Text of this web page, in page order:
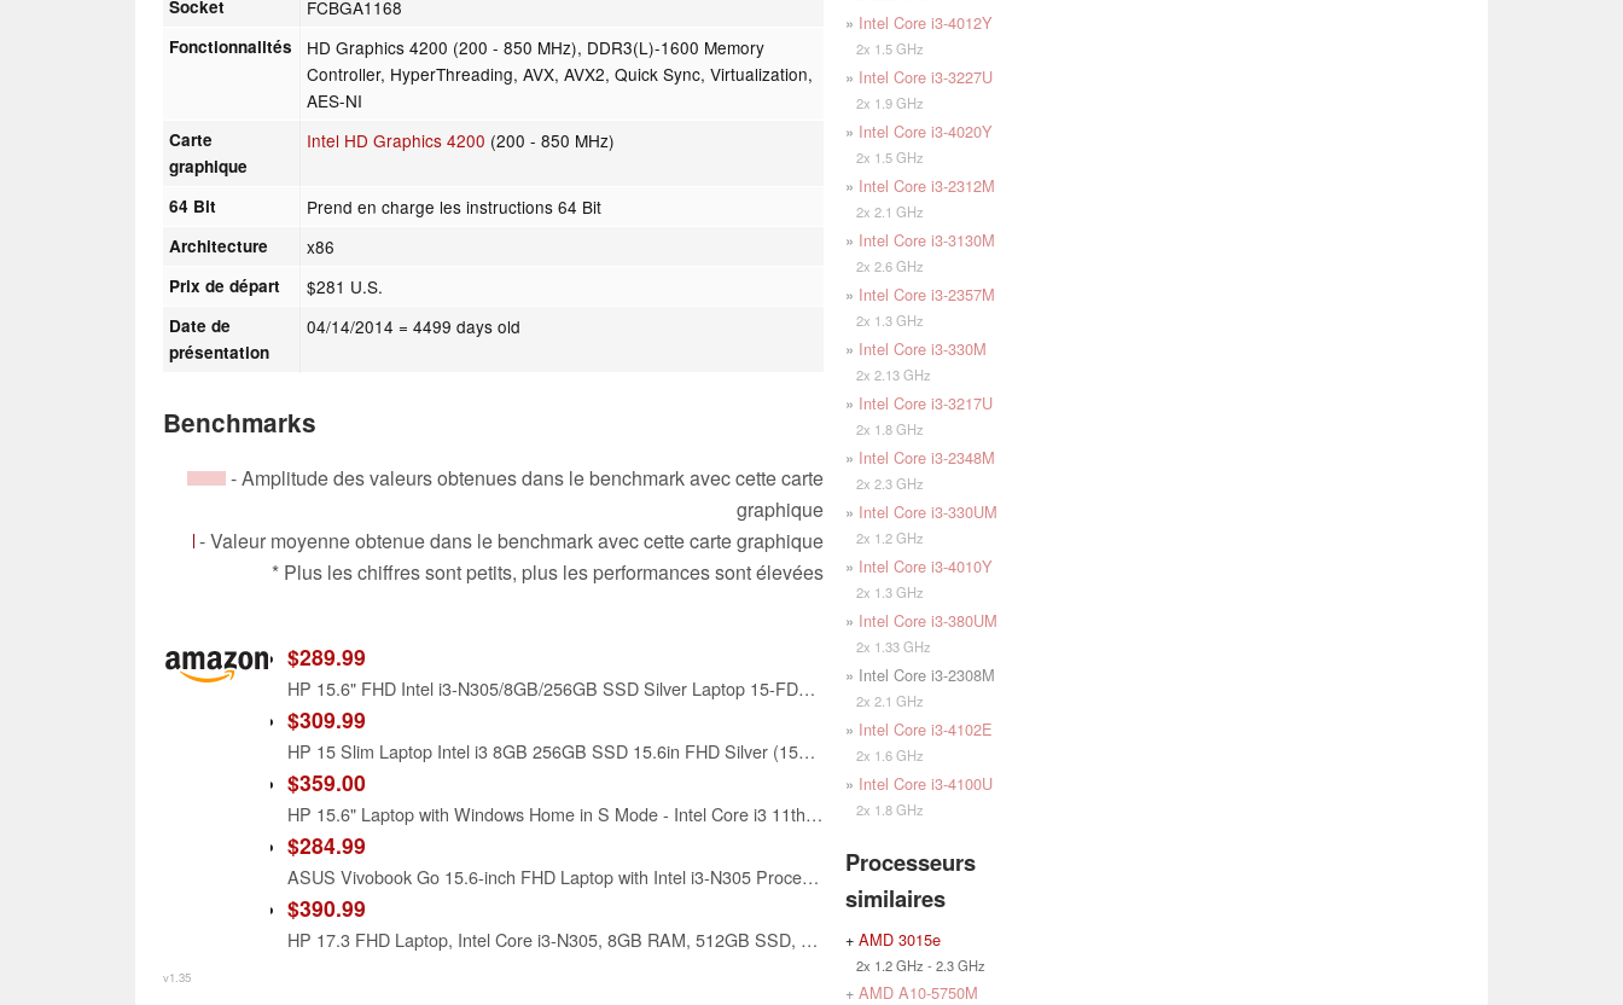
Socket FCBGA1168
Fonctionnalités
HD Graphics 4200 (200 - 850 MHz), DDR3(L)-1600 Memory
Controller, HyperThreading, AVX, AVX2, Quick Sync, Virtualization,
AES-NI
Carte
graphique
Intel HD Graphics 4200 (200 - 850 MHz)
64 Bit Prend en charge les instructions 64 Bit
Architecture x86
Prix de départ $281 U.S.
Date de
présentation
04/14/2014 = 4499 days old
Benchmarks
- Amplitude des valeurs obtenues dans le benchmark avec cette carte
graphique
- Valeur moyenne obtenue dans le benchmark avec cette carte graphique
* Plus les chiffres sont petits, plus les performances sont élevées
$289.99
HP 15.6" FHD Intel i3-N305/8GB/256GB SSD Silver Laptop 15-FD0131WM
$309.99
HP 15 Slim Laptop Intel i3 8GB 256GB SSD 15.6in FHD Silver (15FD-Renewed)
$359.00
HP 15.6" Laptop with Windows Home in S Mode - Intel Core i3 11th Gen Processor - 8GB RAM Memory - 256GB SSD Storage - Silver (15-dy2035)
$284.99
ASUS Vivobook Go 15.6-inch FHD Laptop with Intel i3-N305 Processor, 8GB RAM, 256GB UFS Storage, Cool Silver, E1504gA-WS35
$390.99
HP 17.3 FHD Laptop, Intel Core i3-N305, 8GB RAM, 512GB SSD, Windows 11 Home, Intel UHD Graphics
v1.35
» Intel Core i3-4012Y
2x 1.5 GHz
» Intel Core i3-3227U
2x 1.9 GHz
» Intel Core i3-4020Y
2x 1.5 GHz
» Intel Core i3-2312M
2x 2.1 GHz
» Intel Core i3-3130M
2x 2.6 GHz
» Intel Core i3-2357M
2x 1.3 GHz
» Intel Core i3-330M
2x 2.13 GHz
» Intel Core i3-3217U
2x 1.8 GHz
» Intel Core i3-2348M
2x 2.3 GHz
» Intel Core i3-330UM
2x 1.2 GHz
» Intel Core i3-4010Y
2x 1.3 GHz
» Intel Core i3-380UM
2x 1.33 GHz
» Intel Core i3-2308M
2x 2.1 GHz
» Intel Core i3-4102E
2x 1.6 GHz
» Intel Core i3-4100U
2x 1.8 GHz
Processeurs
similaires
+ AMD 3015e
2x 1.2 GHz - 2.3 GHz
+ AMD A10-5750M